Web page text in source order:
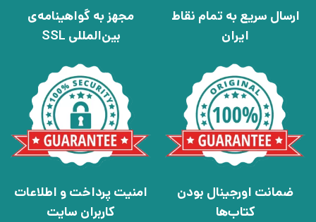
ارسال سریع به تمام نقاط
ایران
مجهز به گواهینامه‌ی
بین‌المللی SSL
ضمانت اورجینال بودن
کتاب‌ها
امنیت پرداخت و اطلاعات
کاربران سایت